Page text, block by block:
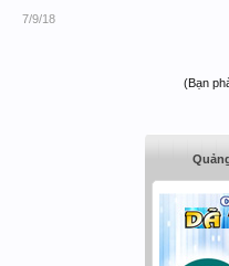
7/9/18
(Bạn